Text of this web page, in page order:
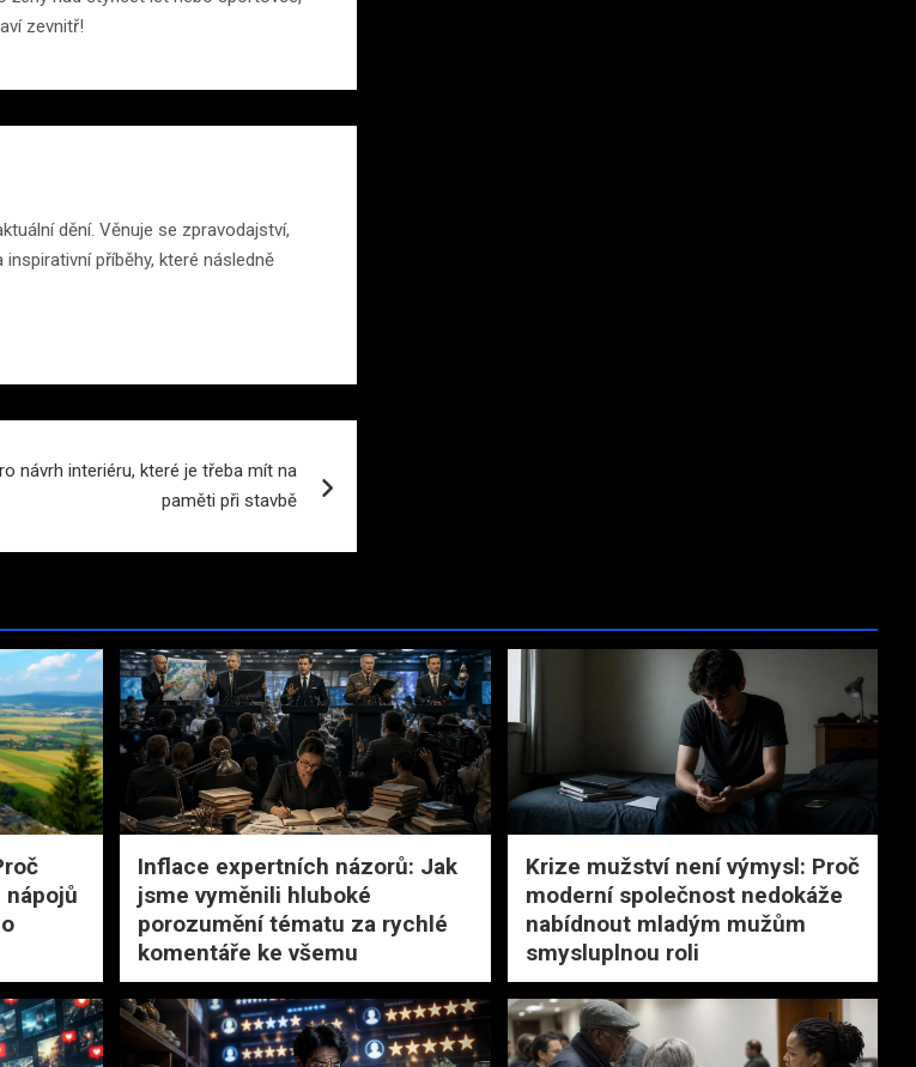
zevnitř!
dění. Věnuje se zpravodajství,
příběhy, které následně
návrh interiéru, které je třeba mít na
paměti při stavbě
Inflace expertních názorů: Jak
jsme vyměnili hluboké
porozumění tématu za rychlé
komentáře ke všemu
Krize mužství není výmysl: Proč
moderní společnost nedokáže
nabídnout mladým mužům
smysluplnou roli